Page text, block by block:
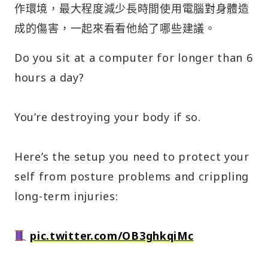
作環境，最大程度減少長時間使用電腦對身體造
成的傷害，一起來看看他給了哪些建議。
Do you sit at a computer for longer than 6
hours a day?
You’re destroying your body if so.
Here’s the setup you need to protect your
self from posture problems and crippling
long-term injuries:
pic.twitter.com/OB3ghkqiMc